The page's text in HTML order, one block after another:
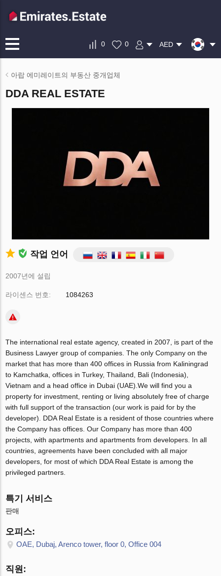
0 0 AED
아랍 에미레이트의 부동산 중개업체
DDA REAL ESTATE
작업 언어
2007년에 설립
라이센스 번호: 1084263
The international real estate agency, created in 2007, is part of the
Business Lawyer group of companies. The only Company on the
market that has more than 400 offices in Russia from Kaliningrad
to Kamchatka, offices in Turkey, Thailand, Bali (Indonesia),
Vietnam and a head office in Dubai (UAE).We will find you a
property for investment, renting or living absolutely free of charge
with full support of the transaction (our work is paid for by the
developer). DDA Real Estate is a resident of those countries where
the Company has offices. Our Company has more than 400
projects, with apartments and apartments from developers. In all
countries, agreements have been concluded with all major
developers, for most of which DDA Real Estate is among the
privileged partners.
특기 서비스
판매
오피스:
OAE, Dubaj, Arenco tower, floor 0, Office 004
직원: